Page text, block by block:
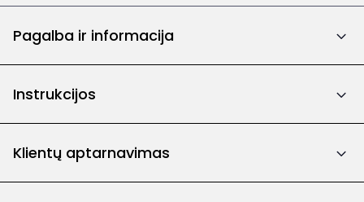
Pagalba ir informacija
Instrukcijos
Klientų aptarnavimas